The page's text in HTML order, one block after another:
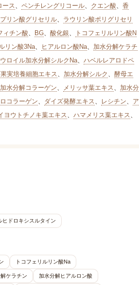
ース、 ペンチレングリコール、 クエン酸、 香
リン酸グリセリル、 ラウリン酸ポリグリセリ
ィチン酸、 BG、 酸化銀、
トコフェリルリン酸N
リン酸3Na、 ヒアルロン酸Na、 加水分解ケラチ
ロイル加水分解シルクNa、 ハベルレアロドペ
果実培養細胞エキス、 加水分解シルク 、 酵母エ
加水分解コラーゲン、 メリッサ葉エキス、 加水分
コラーゲン、 ダイズ発酵エキス、 レシチン、 ア
ヨウトチノキ葉エキス、 ハマメリス葉エキス、
ヒドロキシスルタイン
トコフェリルリン酸Na
ケラチン 加水分解ヒアルロン酸